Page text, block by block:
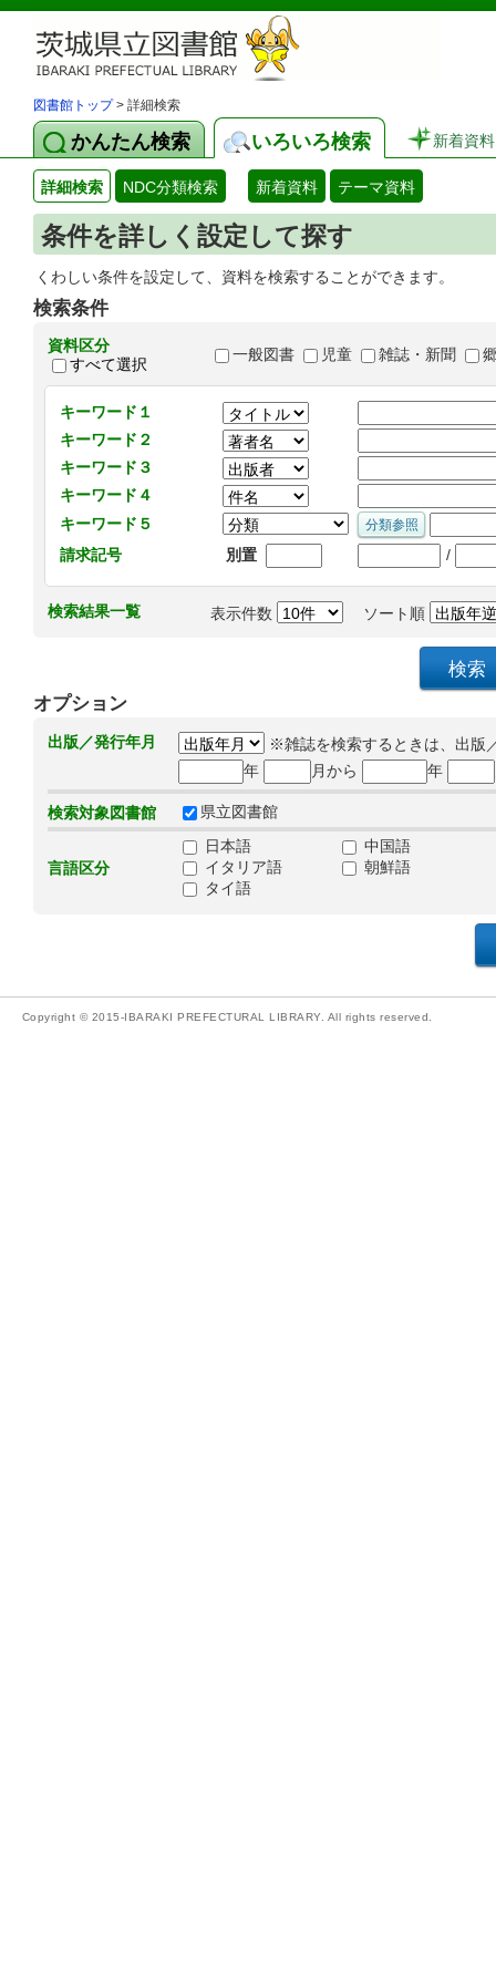
図書館トップ> 詳細検索
かんたん検索 いろいろ検索 新着資料
詳細検索 NDC分類検索 新着資料 テーマ資料
条件を詳しく設定して探す
くわしい条件を設定して、資料を検索することができます。
検索条件
資料区分
すべて選択
一般図書 児童 雑誌・新聞
キーワード１
キーワード２
キーワード３
キーワード４
キーワード５
請求記号
別置 /
検索結果一覧 表示件数 ソート順
オプション
出版／発行年月
※雑誌を検索するときは、出版
年
月から 年
検索対象図書館 県立図書館
言語区分
日本語
中国語
イタリア語
朝鮮語
タイ語
Copyright © 2015-IBARAKI PREFECTURAL LIBRARY. All rights reserved.